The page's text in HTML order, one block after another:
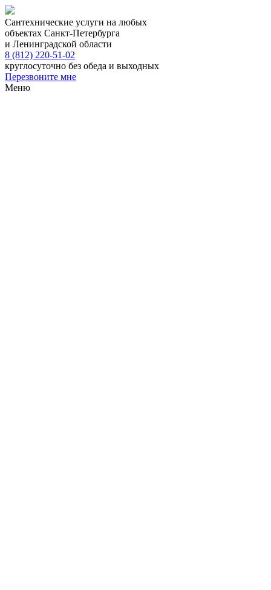
Сантехнические услуги на любых
объектах Санкт-Петербурга
и Ленинградской области
8 (812) 220-51-02
круглосуточно без обеда и выходных
Перезвоните мне
Меню